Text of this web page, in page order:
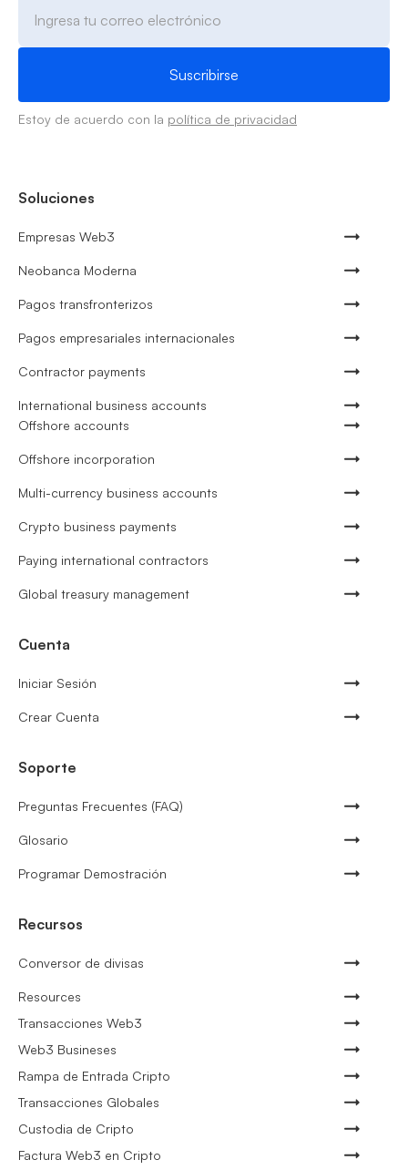
Estoy de acuerdo con la política de privacidad
Soluciones
Empresas Web3
Neobanca Moderna
Pagos transfronterizos
Pagos empresariales internacionales
Contractor payments
International business accounts
Offshore accounts
Offshore incorporation
Multi-currency business accounts
Crypto business payments
Paying international contractors
Global treasury management
Cuenta
Iniciar Sesión
Crear Cuenta
Soporte
Preguntas Frecuentes (FAQ)
Glosario
Programar Demostración
Recursos
Conversor de divisas
Resources
Transacciones Web3
Web3 Busineses
Rampa de Entrada Cripto
Transacciones Globales
Custodia de Cripto
Factura Web3 en Cripto